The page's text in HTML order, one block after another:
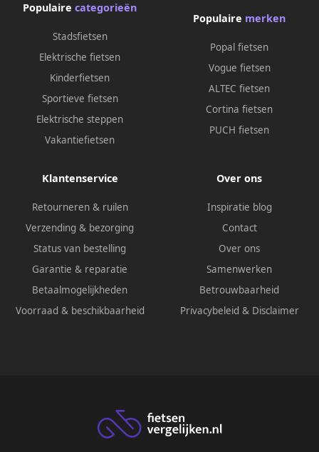
Populaire categorieën
Stadsfietsen
Elektrische fietsen
Kinderfietsen
Sportieve fietsen
Elektrische steppen
Vakantiefietsen
Populaire merken
Popal fietsen
Vogue fietsen
ALTEC fietsen
Cortina fietsen
PUCH fietsen
Klantenservice
Retourneren & ruilen
Verzending & bezorging
Status van bestelling
Garantie & reparatie
Betaalmogelijkheden
Voorraad & beschikbaarheid
Over ons
Inspiratie blog
Contact
Over ons
Samenwerken
Betrouwbaarheid
Privacybeleid & Disclaimer